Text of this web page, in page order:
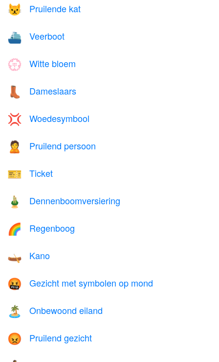
😾 Pruilende kat
⛴️ Veerboot
💮 Witte bloem
👢 Dameslaars
💢 Woedesymbool
🙎 Pruilend persoon
🎫 Ticket
🎍 Dennenboomversiering
🌈 Regenboog
🛶 Kano
🤬 Gezicht met symbolen op mond
🏝️ Onbewoond eiland
😡 Pruilend gezicht